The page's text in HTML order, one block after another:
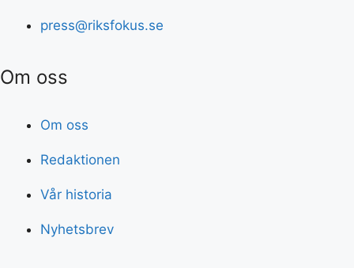
press@riksfokus.se
Om oss
Om oss
Redaktionen
Vår historia
Nyhetsbrev